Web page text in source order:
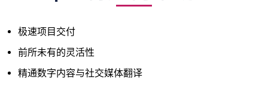
极速项目交付
前所未有的灵活性
精通数字内容与社交媒体翻译